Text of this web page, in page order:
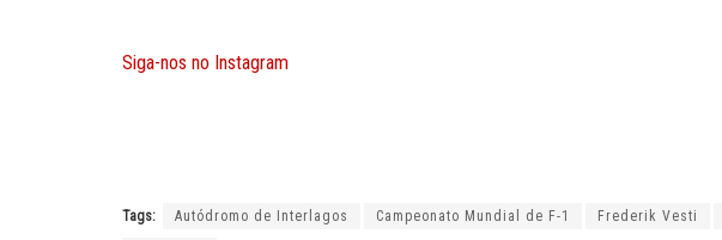
Siga-nos no Instagram
Tags: Autódromo de Interlagos Campeonato Mundial de F-1 Frederik Vesti